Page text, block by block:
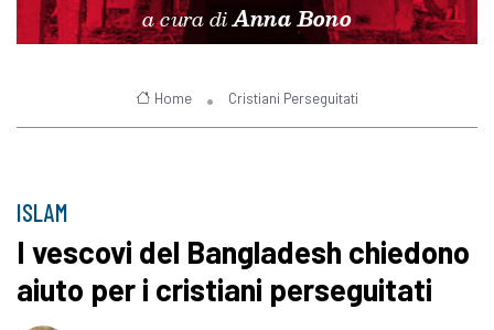
a cura diAnna Bono
Home Cristiani Perseguitati
ISLAM
I vescovi del Bangladesh chiedono
aiuto per i cristiani perseguitati